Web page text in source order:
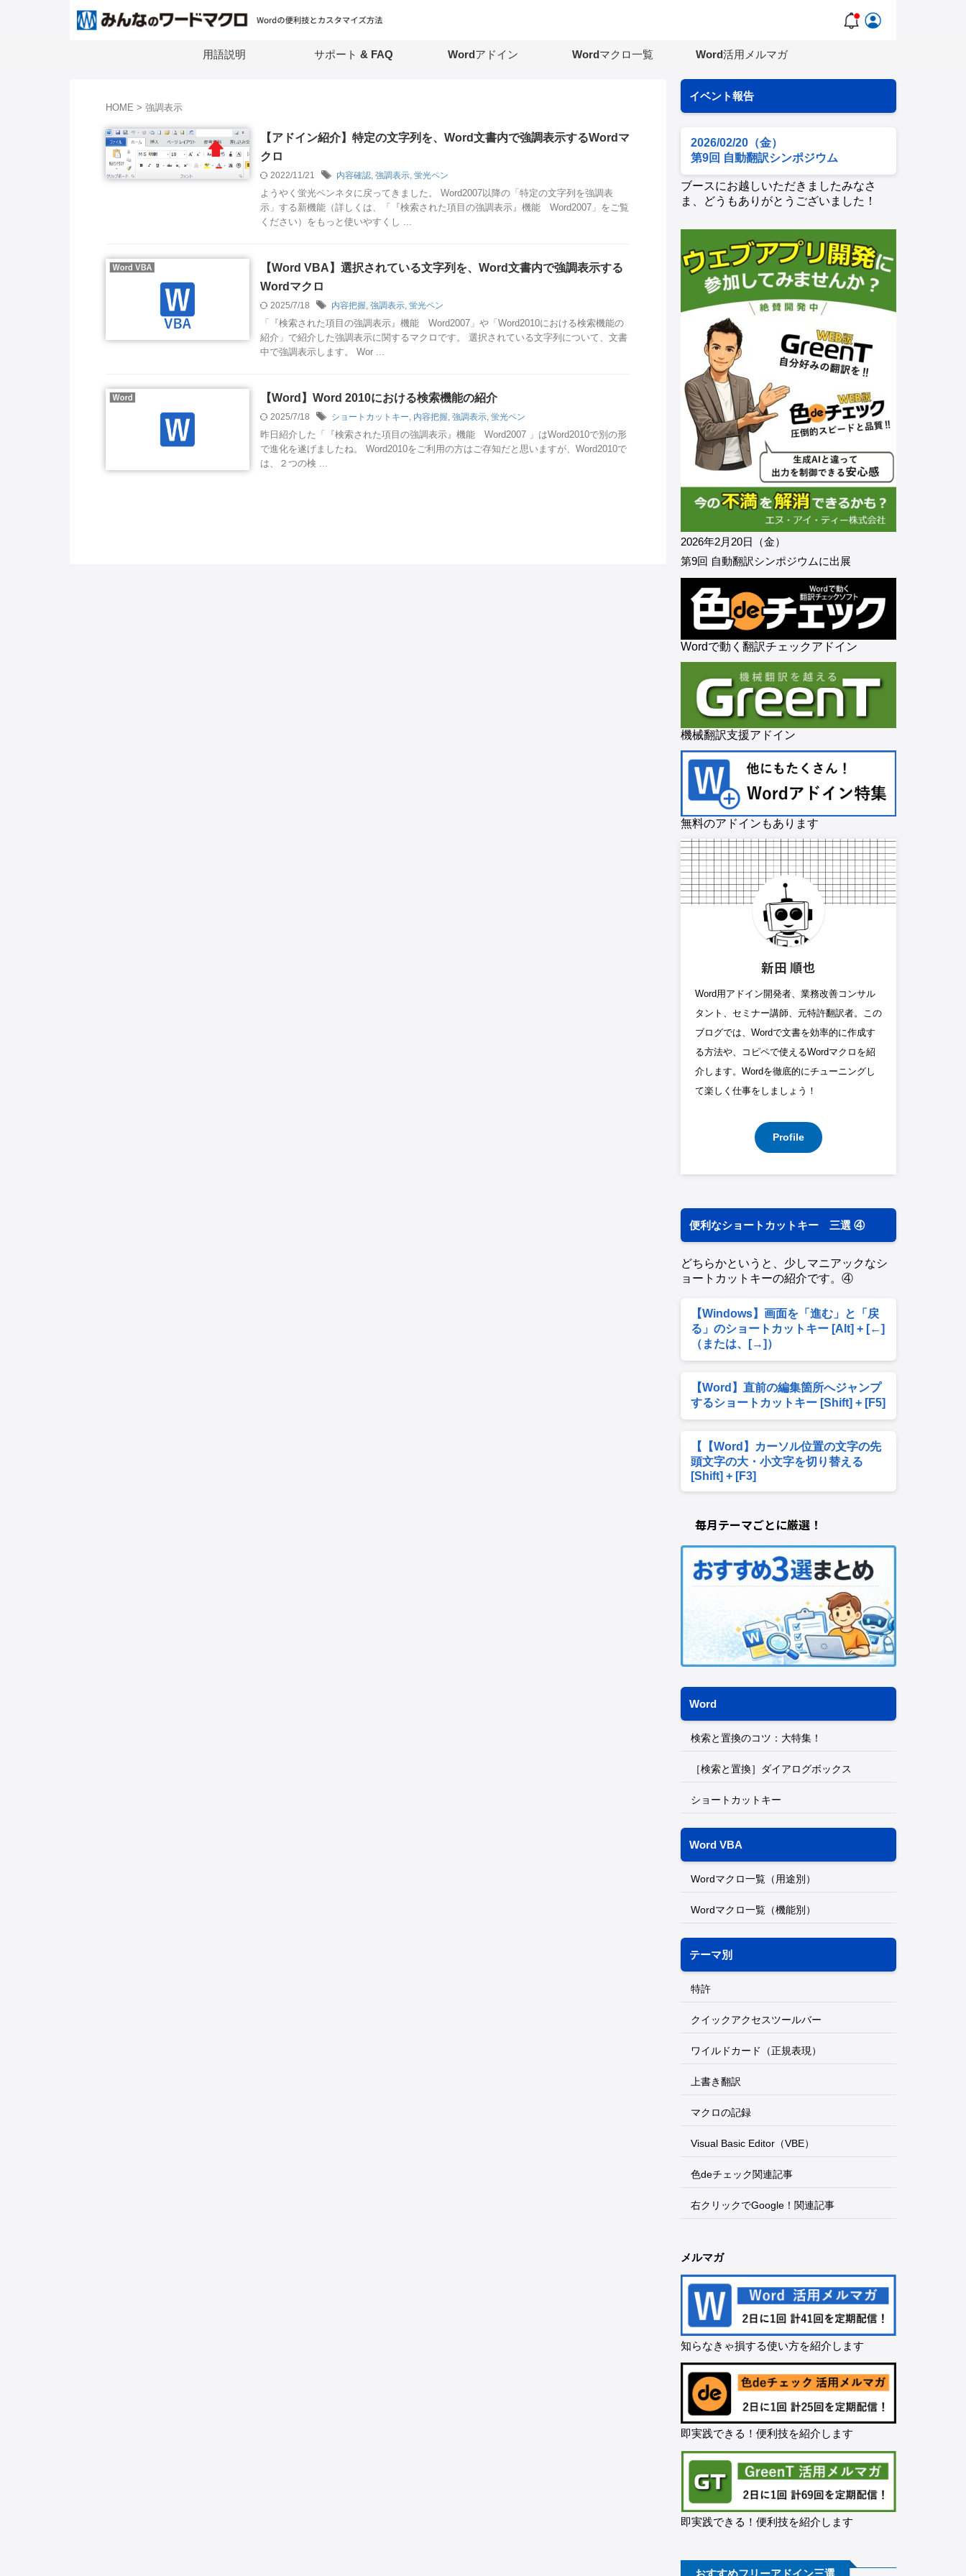
用語説明 サポート & FAQ Wordアドイン Wordマクロ一覧 Word活用メルマガ
HOME > 強調表示
【アドイン紹介】特定の文字列を、Word文書内で強調表示するWordマ
クロ
2022/11/21 内容確認, 強調表示, 蛍光ペン
ようやく蛍光ペンネタに戻ってきました。 Word2007以降の「特定の文字列を強調表
示」する新機能（詳しくは、「『検索された項目の強調表示』機能 Word2007」をご覧
ください）をもっと使いやすくし ...
【Word VBA】選択されている文字列を、Word文書内で強調表示する
Wordマクロ
2025/7/18 内容把握, 強調表示, 蛍光ペン
「『検索された項目の強調表示』機能 Word2007」や「Word2010における検索機能の
紹介」で紹介した強調表示に関するマクロです。 選択されている文字列について、文書
中で強調表示します。 Wor ...
【Word】Word 2010における検索機能の紹介
2025/7/18 ショートカットキー, 内容把握, 強調表示, 蛍光ペン
昨日紹介した「『検索された項目の強調表示』機能 Word2007 」はWord2010で別の形
で進化を遂げましたね。 Word2010をご利用の方はご存知だと思いますが、Word2010で
は、２つの検 ...
イベント報告
2026/02/20（金）
第9回 自動翻訳シンポジウム
ブースにお越しいただきましたみなさ
ま、どうもありがとうございました！
2026年2月20日（金）
第9回 自動翻訳シンポジウムに出展
Wordで動く翻訳チェックアドイン
機械翻訳支援アドイン
無料のアドインもあります
新田 順也
Word用アドイン開発者、業務改善コンサル
タント、セミナー講師、元特許翻訳者。この
ブログでは、Wordで文書を効率的に作成す
る方法や、コピペで使えるWordマクロを紹
介します。Wordを徹底的にチューニングし
て楽しく仕事をしましょう！
Profile
便利なショートカットキー 三選 ④
どちらかというと、少しマニアックなシ
ョートカットキーの紹介です。④
【Windows】画面を「進む」と「戻
る」のショートカットキー [Alt] + [←]
（または、[→]）
【Word】直前の編集箇所へジャンプ
するショートカットキー [Shift] + [F5]
【【Word】カーソル位置の文字の先
頭文字の大・小文字を切り替える
[Shift] + [F3]
毎月テーマごとに厳選！
Word
検索と置換のコツ：大特集！
［検索と置換］ダイアログボックス
ショートカットキー
Word VBA
Wordマクロ一覧（用途別）
Wordマクロ一覧（機能別）
テーマ別
特許
クイックアクセスツールバー
ワイルドカード（正規表現）
上書き翻訳
マクロの記録
Visual Basic Editor（VBE）
色deチェック関連記事
右クリックでGoogle！関連記事
メルマガ
知らなきゃ損する使い方を紹介します
即実践できる！便利技を紹介します
即実践できる！便利技を紹介します
おすすめフリーアドイン三選